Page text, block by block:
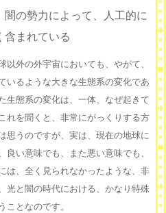
の勢力によって、人工的に
含まれている
外の外宇宙においても、やがて、
いるような大きな生態系の変化であ
生態系の変化は、一体、なぜ起きて
れを聞くと、非常にがっくりする方
思うのですが、実は、現在の地球に
良い意味でも、また悪い意味でも、
は、全く見られなかったような、非
光と闇の時代における、かなり特殊
ことなのです。